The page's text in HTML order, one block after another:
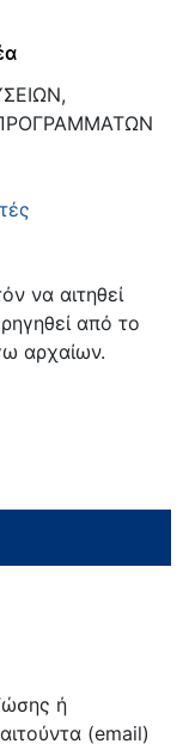
να αιτηθεί
από το
αρχαίων.
ή
(email)